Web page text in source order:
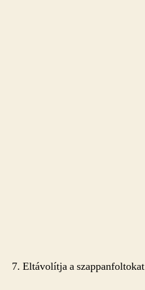
7. Eltávolítja a szappanfoltokat